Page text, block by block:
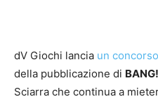
dV Giochi lancia un concorso
della pubblicazione di BANG!
Sciarra che continua a